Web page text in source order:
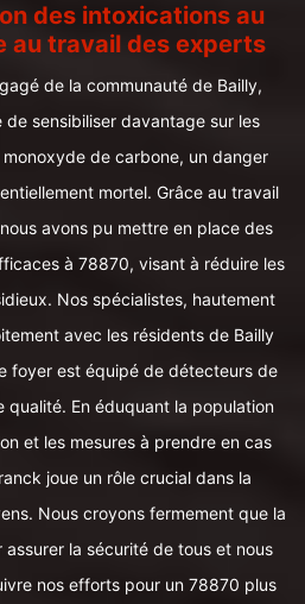
des intoxications au
au travail des experts
de la communauté de Bailly,
de sensibiliser davantage sur les
de carbone, un danger
mortel. Grâce au travail
avons pu mettre en place des
à 78870, visant à réduire les
Nos spécialistes, hautement
avec les résidents de Bailly
foyer est équipé de détecteurs de
qualité. En éduquant la population
et les mesures à prendre en cas
joue un rôle crucial dans la
Nous croyons fermement que la
la sécurité de tous et nous
nos efforts pour un 78870 plus